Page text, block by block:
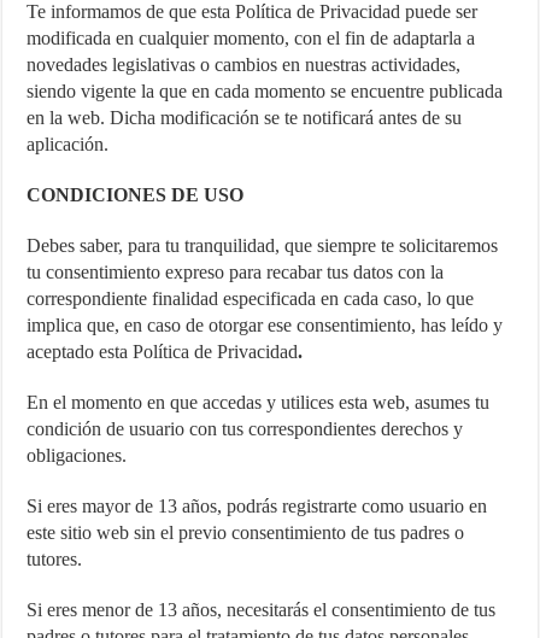
Te informamos de que esta Política de Privacidad puede ser
modificada en cualquier momento, con el fin de adaptarla a
novedades legislativas o cambios en nuestras actividades,
siendo vigente la que en cada momento se encuentre publicada
en la web. Dicha modificación se te notificará antes de su
aplicación.
CONDICIONES DE USO
Debes saber, para tu tranquilidad, que siempre te solicitaremos
tu consentimiento expreso para recabar tus datos con la
correspondiente finalidad especificada en cada caso, lo que
implica que, en caso de otorgar ese consentimiento, has leído y
aceptado esta Política de Privacidad.
En el momento en que accedas y utilices esta web, asumes tu
condición de usuario con tus correspondientes derechos y
obligaciones.
Si eres mayor de 13 años, podrás registrarte como usuario en
este sitio web sin el previo consentimiento de tus padres o
tutores.
Si eres menor de 13 años, necesitarás el consentimiento de tus